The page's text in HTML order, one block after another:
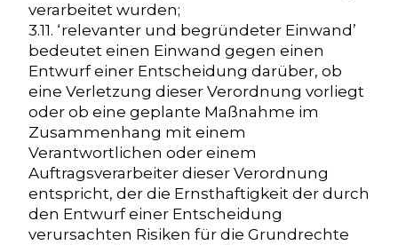
verarbeitet wurden;
3.11. ‘relevanter und begründeter Einwand’
bedeutet einen Einwand gegen einen
Entwurf einer Entscheidung darüber, ob
eine Verletzung dieser Verordnung vorliegt
oder ob eine geplante Maßnahme im
Zusammenhang mit einem
Verantwortlichen oder einem
Auftragsverarbeiter dieser Verordnung
entspricht, der die Ernsthaftigkeit der durch
den Entwurf einer Entscheidung
verursachten Risiken für die Grundrechte